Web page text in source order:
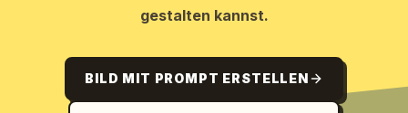
gestalten kannst.
BILD MIT PROMPT ERSTELLEN